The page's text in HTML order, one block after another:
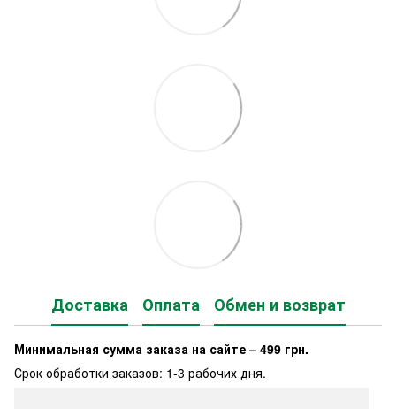
Доставка Оплата Обмен и возврат
Минимальная сумма заказа на сайте – 499 грн.
Срок обработки заказов: 1-3 рабочих дня.